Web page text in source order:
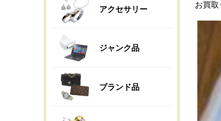
アクセサリー
ジャンク品
ブランド品
お買取